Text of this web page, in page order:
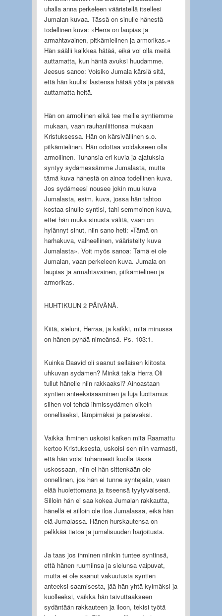
uhalla anna perkeleen vääristellä itsellesi
Jumalan kuvaa. Tässä on sinulle hänestä
todellinen kuva: »Herra on laupias ja
armahtavainen, pitkämielinen ja armorikas.»
Hän säälii kaikkea hätää, eikä voi olla meitä
auttamatta, kun häntä avuksi huudamme.
Jeesus sanoo: Voisiko Jumala kärsiä sitä,
että hän kuulisi lastensa hätää yötä ja päivää
auttamatta heitä.
Hän on armollinen eikä tee meille syntiemme
mukaan, vaan rauhanliittonsa mukaan
Kristuksessa. Hän on kärsivällinen s.o.
pitkämielinen. Hän odottaa voidakseen olla
armollinen. Tuhansia eri kuvia ja ajatuksia
syntyy sydämessämme Jumalasta, mutta
tämä kuva hänestä on ainoa todellinen kuva.
Jos sydämeesi nousee jokin muu kuva
Jumalasta, esim. kuva, jossa hän tahtoo
kostaa sinulle syntisi, tahi semmoinen kuva,
ettei hän muka sinusta välitä, vaan on
hylännyt sinut, niin sano heti: »Tämä on
harhakuva, valheellinen, vääristelty kuva
Jumalasta». Voit myös sanoa: Tämä ei ole
Jumalan, vaan perkeleen kuva. Jumala on
laupias ja armahtavainen, pitkämielinen ja
armorikas.
HUHTIKUUN 2 PÄIVÄNÄ.
Kiitä, sieluni, Herraa, ja kaikki, mitä minussa
on hänen pyhää nimeänsä. Ps. 103:1.
Kuinka Daavid oli saanut sellaisen kiitosta
uhkuvan sydämen? Minkä takia Herra Oli
tullut hänelle niin rakkaaksi? Ainoastaan
syntien anteeksisaaminen ja luja luottamus
siihen voi tehdä ihmissydämen oikein
onnelliseksi, lämpimäksi ja palavaksi.
Vaikka ihminen uskoisi kaiken mitä Raamattu
kertoo Kristuksesta, uskoisi sen niin varmasti,
että hän voisi tuhannesti kuolla tässä
uskossaan, niin ei hän sittenkään ole
onnellinen, jos hän ei tunne syntejään, vaan
elää huolettomana ja itseensä tyytyväisenä.
Silloin hän ei saa kokea Jumalan rakkautta,
hänellä ei silloin ole iloa Jumalassa, eikä hän
elä Jumalassa. Hänen hurskautensa on
pelkkää tietoa ja jumalisuuden harjoitusta.
Ja taas jos ihminen niinkin tuntee syntinsä,
että hänen ruumiinsa ja sielunsa vaipuvat,
mutta ei ole saanut vakuutusta syntien
anteeksi saamisesta, jää hän yhtä kylmäksi ja
kuolleeksi, vaikka hän taivuttaakseen
sydäntään rakkauteen ja iloon, tekisi työtä